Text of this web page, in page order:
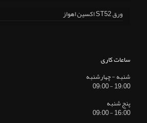
ورق ST52 اکسین اهواز
ساعات کاری
شنبه - چهارشنبه
19:00 - 09:00
پنج شنبه
16:00 - 09:00